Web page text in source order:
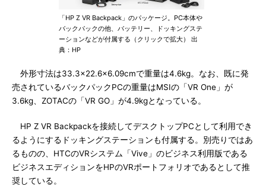
「HP Z VR Backpack」のパッケージ。PC本体や
バックパックの他、バッテリー、ドッキングステ
ーションなどが付属する（クリックで拡大） 出
典：HP
外形寸法は33.3×22.6×6.09cmで重量は4.6kg。なお、既に発
売されているバックパックPCの重量はMSIの「VR One」が
3.6kg、ZOTACの「VR GO」が4.9kgとなっている。
HP Z VR Backpackを接続してデスクトップPCとして利用でき
るようにするドッキングステーションも付属する。別売りではあ
るものの、HTCのVRシステム「Vive」のビジネス利用版である
ビジネスエディションをHPのVRポートフォリオであるとして推
奨している。